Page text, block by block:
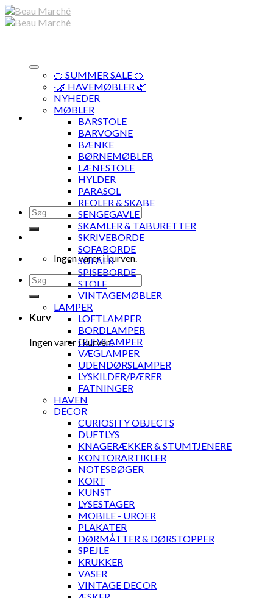
Skip
to
Søg
efter:
Ingen varer i kurven.
Søg
efter:
Kurv
Ingen varer i kurven.
🍊 SUMMER SALE 🍊
·🌿 HAVEMØBLER 🌿
NYHEDER
MØBLER
BARSTOLE
BARVOGNE
BÆNKE
BØRNEMØBLER
LÆNESTOLE
HYLDER
PARASOL
REOLER & SKABE
SENGEGAVLE
SKAMLER & TABURETTER
SKRIVEBORDE
SOFABORDE
SOFAER
SPISEBORDE
STOLE
VINTAGEMØBLER
LAMPER
LOFTLAMPER
BORDLAMPER
GULVLAMPER
VÆGLAMPER
UDENDØRSLAMPER
LYSKILDER/PÆRER
FATNINGER
HAVEN
DECOR
CURIOSITY OBJECTS
DUFTLYS
KNAGERÆKKER & STUMTJENERE
KONTORARTIKLER
NOTESBØGER
KORT
KUNST
LYSESTAGER
MOBILE - UROER
PLAKATER
DØRMÅTTER & DØRSTOPPER
SPEJLE
KRUKKER
VASER
VINTAGE DECOR